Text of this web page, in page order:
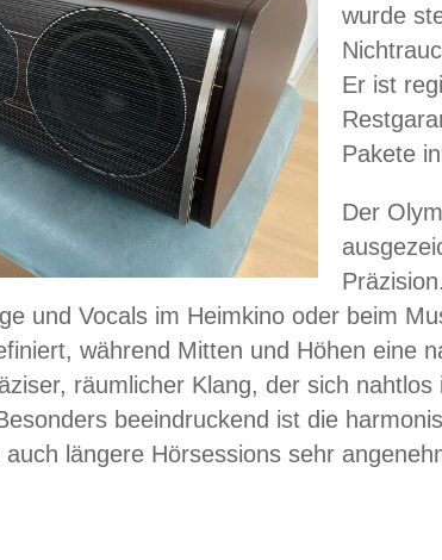
wurde
Er ist
Pakete
Der
und Vocals im Heimkino oder beim
während Mitten und Höhen eine
räumlicher Klang, der sich
beeindruckend ist die
längere Hörsessions sehr